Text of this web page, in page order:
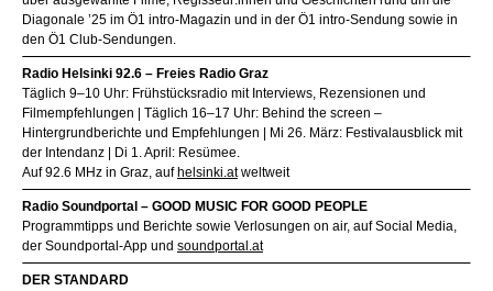
Diagonale ’25 im Ö1 intro-Magazin und in der Ö1 intro-Sendung sowie in
den Ö1 Club-Sendungen.
Radio Helsinki 92.6 – Freies Radio Graz
Täglich 9–10 Uhr: Frühstücksradio mit Interviews, Rezensionen und
Filmempfehlungen | Täglich 16–17 Uhr: Behind the screen –
Hintergrundberichte und Empfehlungen | Mi 26. März: Festivalausblick mit
der Intendanz | Di 1. April: Resümee.
Auf 92.6 MHz in Graz, auf helsinki.atweltweit
Radio Soundportal – GOOD MUSIC FOR GOOD PEOPLE
Programmtipps und Berichte sowie Verlosungen on air, auf Social Media,
der Soundportal-App und soundportal.at
DER STANDARD